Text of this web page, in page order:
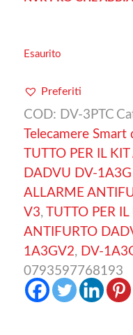
Esaurito
Preferiti
COD: DV-3PTC
Telecamere
TUTTO PER IL
DADVU DV-
ALLARME
V3,
TUTTO PER
ANTIFURTO
1A3GV2, DV-
0793597768193